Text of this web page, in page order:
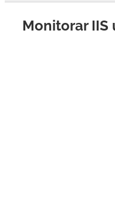
Monitorar IIS